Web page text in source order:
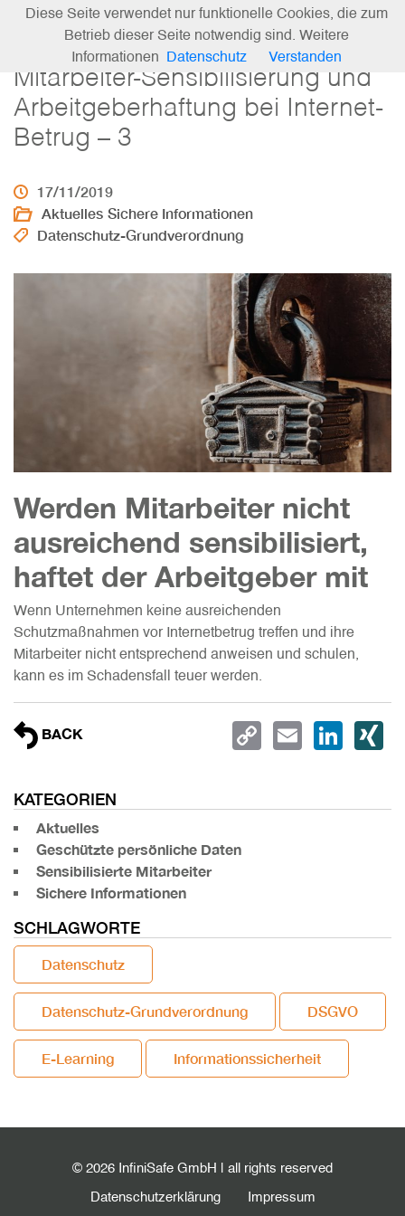
Mitarbeiter-Sensibilisierung und
Arbeitgeberhaftung bei Internet-
Betrug – 3
17/11/2019
Aktuelles Sichere Informationen
Datenschutz-Grundverordnung
Werden Mitarbeiter nicht
ausreichend sensibilisiert,
haftet der Arbeitgeber mit
Wenn Unternehmen keine ausreichenden
Schutzmaßnahmen vor Internetbetrug treffen und ihre
Mitarbeiter nicht entsprechend anweisen und schulen,
kann es im Schadensfall teuer werden.
BACK
COPYEMAIL
KATEGORIEN
Aktuelles
Geschützte persönliche Daten
Sensibilisierte Mitarbeiter
Sichere Informationen
SCHLAGWORTE
Datenschutz
Datenschutz-Grundverordnung DSGVO
E-Learning Informationssicherheit
© 2026 InfiniSafe GmbH | all rights reserved
Datenschutzerklärung Impressum
Diese Seite verwendet nur funktionelle Cookies, die zum
Betrieb dieser Seite notwendig sind. Weitere
Informationen
Datenschutz Verstanden